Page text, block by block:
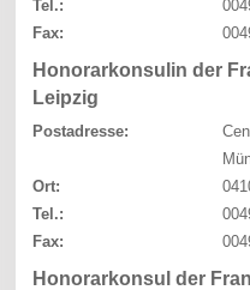
Tel.:
Fax:
Honorarkonsulin der
Leipzig
Postadresse:
Ort:
Tel.:
Fax:
Honorarkonsul der